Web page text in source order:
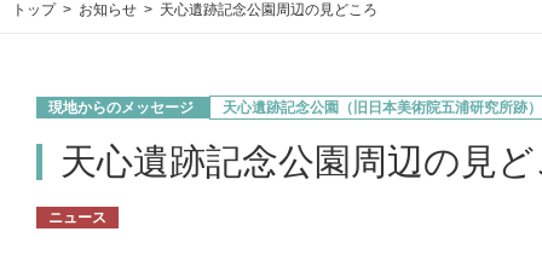
トップ > お知らせ > 天心遺跡記念公園周辺の見どころ
現地からのメッセージ 天心遺跡記念公園（旧日本美術院五浦研究所跡）
天心遺跡記念公園周辺の見
ニュース